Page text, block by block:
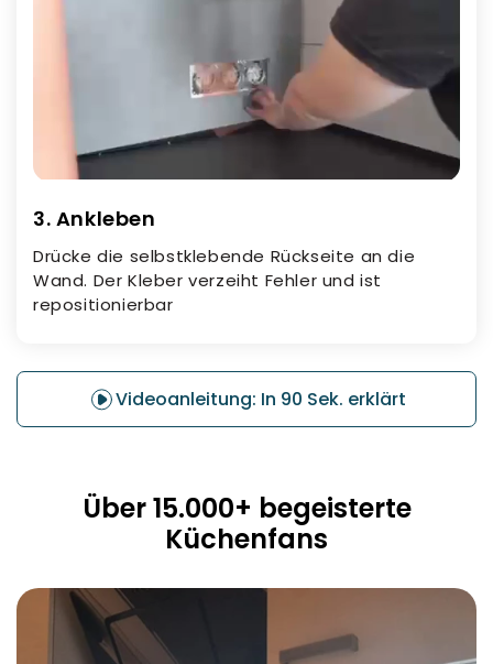
3. Ankleben
Drücke die selbstklebende Rückseite an die
Wand. Der Kleber verzeiht Fehler und ist
repositionierbar
Videoanleitung: In 90 Sek. erklärt
Über 15.000+ begeisterte
Küchenfans